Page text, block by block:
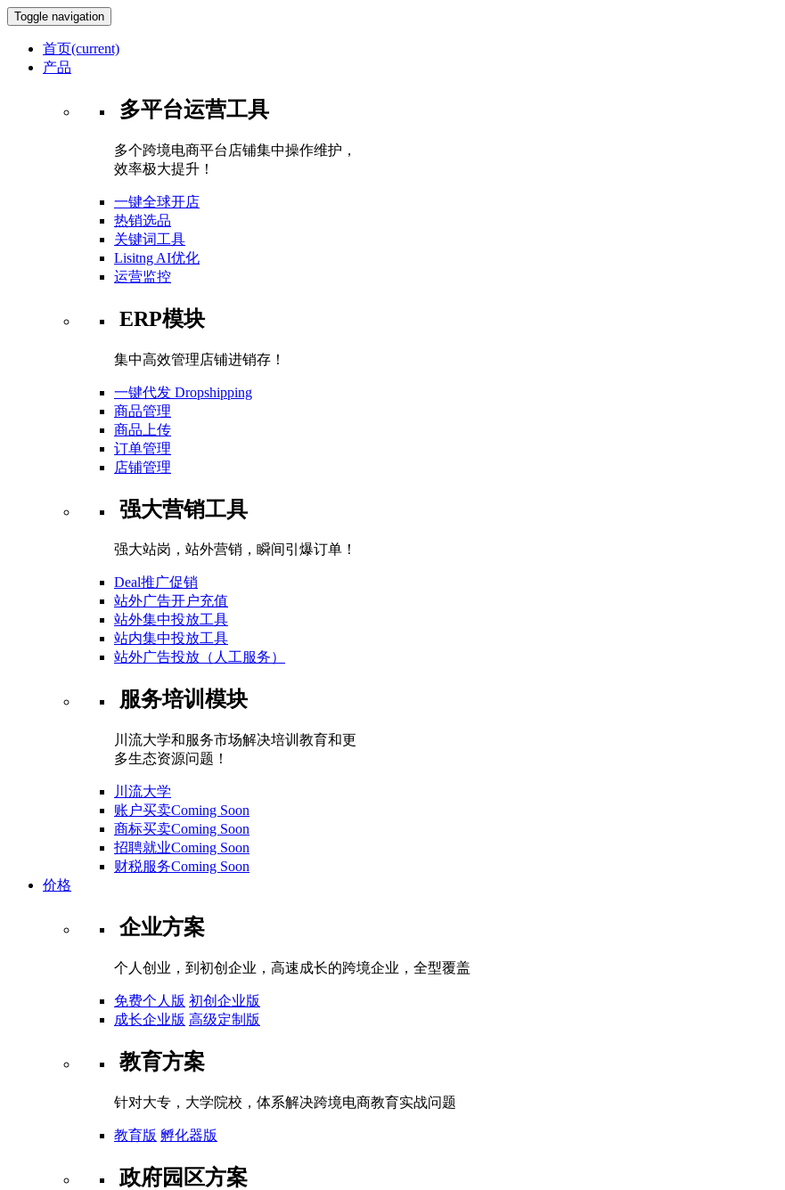
Toggle navigation
首页(current)
产品
多平台运营工具
多个跨境电商平台店铺集中操作维护，
效率极大提升！
一键全球开店
热销选品
关键词工具
Lisitng AI优化
运营监控
ERP模块
集中高效管理店铺进销存！
一键代发 Dropshipping
商品管理
商品上传
订单管理
店铺管理
强大营销工具
强大站岗，站外营销，瞬间引爆订单！
Deal推广促销
站外广告开户充值
站外集中投放工具
站内集中投放工具
站外广告投放（人工服务）
服务培训模块
川流大学和服务市场解决培训教育和更
多生态资源问题！
川流大学
账户买卖Coming Soon
商标买卖Coming Soon
招聘就业Coming Soon
财税服务Coming Soon
价格
企业方案
个人创业，到初创企业，高速成长的跨境企业，全型覆盖
免费个人版 初创企业版
成长企业版 高级定制版
教育方案
针对大专，大学院校，体系解决跨境电商教育实战问题
教育版 孵化器版
政府园区方案